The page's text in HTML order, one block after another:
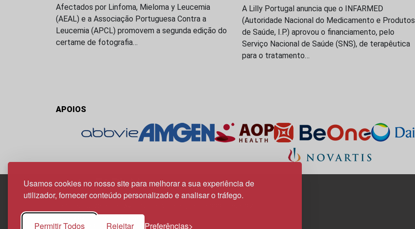
Usamos cookies no nosso site para melhorar a sua experiência de
utilizador, fornecer conteúdo personalizado e analisar o tráfego.
Permitir Todos Rejeitar Preferências
Afectados por Linfoma, Mieloma y Leucemia
(AEAL) e a Associação Portuguesa Contra a
Leucemia (APCL) promovem a segunda edição do
certame de fotografia…
A Lilly Portugal anuncia que o INFARMED
(Autoridade Nacional do Medicamento e Produtos
de Saúde, I.P.) aprovou o financiamento, pelo
Serviço Nacional de Saúde (SNS), de terapêutica
para o tratamento…
APOIOS
1800-282 Lisboa | Portugal
21 850 40 65